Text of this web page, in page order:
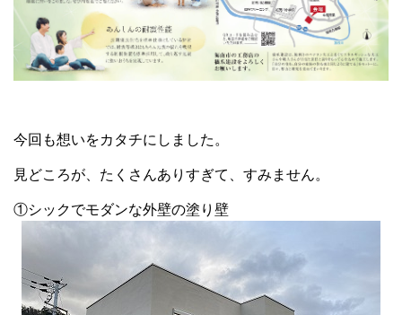
今回も想いをカタチにしました。
見どころが、たくさんありすぎて、すみません。
①シックでモダンな外壁の塗り壁